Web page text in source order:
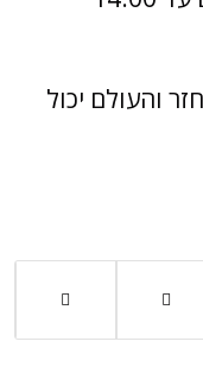
והעולם יכול